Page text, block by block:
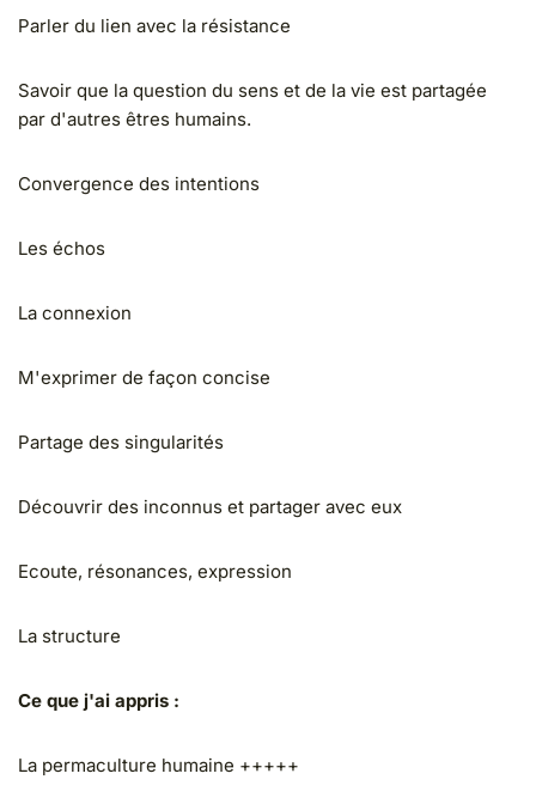
Parler du lien avec la résistance
Savoir que la question du sens et de la vie est partagée
par d'autres êtres humains.
Convergence des intentions
Les échos
La connexion
M'exprimer de façon concise
Partage des singularités
Découvrir des inconnus et partager avec eux
Ecoute, résonances, expression
La structure
Ce que j'ai appris :
La permaculture humaine +++++